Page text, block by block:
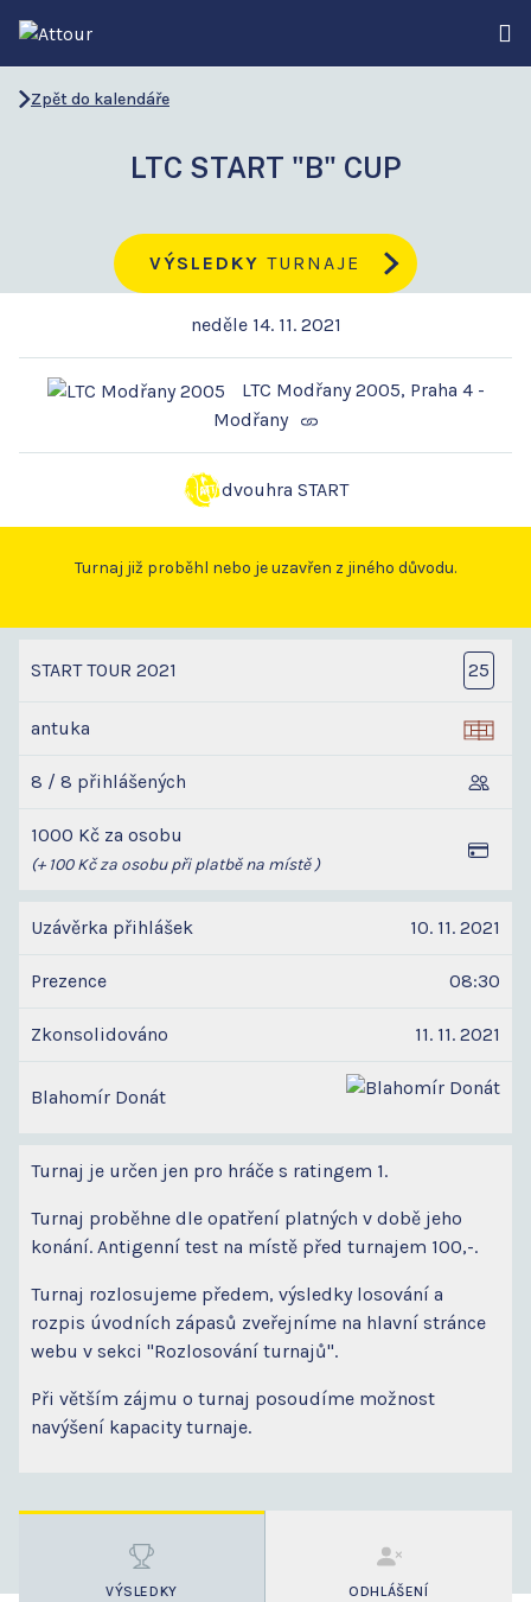
Zpět do kalendáře
LTC START "B" CUP
VÝSLEDKY TURNAJE
neděle 14. 11. 2021
LTC Modřany 2005, Praha 4 -
Modřany
dvouhra START
Turnaj již proběhl nebo je uzavřen z jiného důvodu.
START TOUR 2021 25
antuka
8 / 8 přihlášených
1000 Kč za osobu
(+ 100 Kč za osobu při platbě na místě )
Uzávěrka přihlášek 10. 11. 2021
Prezence 08:30
Zkonsolidováno 11. 11. 2021
Blahomír Donát
Turnaj je určen jen pro hráče s ratingem 1.
Turnaj proběhne dle opatření platných v době jeho
konání. Antigenní test na místě před turnajem 100,-.
Turnaj rozlosujeme předem, výsledky losování a
rozpis úvodních zápasů zveřejníme na hlavní stránce
webu v sekci "Rozlosování turnajů".
Při větším zájmu o turnaj posoudíme možnost
navýšení kapacity turnaje.
VÝSLEDKY ODHLÁŠENÍ